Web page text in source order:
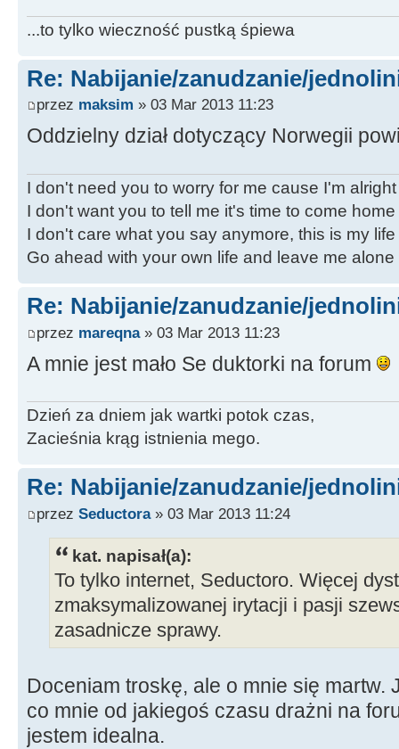
...to tylko wieczność pustką śpiewa
Re: Nabijanie/zanudzanie/
przez maksim » 03 Mar 2013 11:23
Oddzielny dział dotyczący Norwegii
I don't need you to worry for me cause I'm alright
I don't want you to tell me it's time to come home
I don't care what you say anymore, this is my life
Go ahead with your own life and leave me alone
Re: Nabijanie/zanudzanie/
przez mareqna» 03 Mar 2013 11:23
A mnie jest mało Se duktorki na forum
Dzień za dniem jak wartki potok czas,
Zacieśnia krąg istnienia mego.
Re: Nabijanie/zanudzanie/
przez Seductora» 03 Mar 2013 11:24
kat. napisał(a):
To tylko internet, Seductoro. Więcej
zmaksymalizowanej irytacji i pasji
zasadnicze sprawy.
Doceniam troskę, ale o mnie się martw.
co mnie od jakiegoś czasu drażni na
jestem idealna.